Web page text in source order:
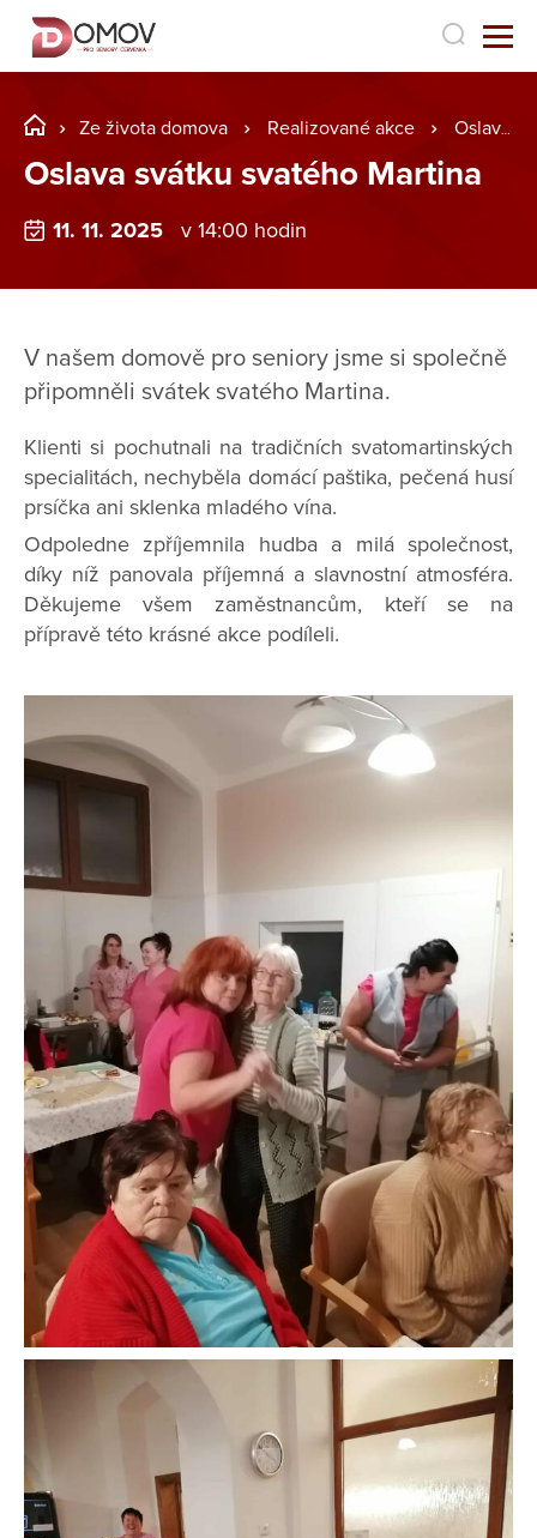
Ze života domova Realizované akce Oslava svátku svatého Martina
Oslava svátku svatého Martina
11. 11. 2025 v 14:00 hodin
V našem domově pro seniory jsme si společně
připomněli svátek svatého Martina.
Klienti si pochutnali na tradičních svatomartinských
specialitách, nechyběla domácí paštika, pečená husí
prsíčka ani sklenka mladého vína.
Odpoledne zpříjemnila hudba a milá společnost,
díky níž panovala příjemná a slavnostní atmosféra.
Děkujeme všem zaměstnancům, kteří se na
přípravě této krásné akce podíleli.